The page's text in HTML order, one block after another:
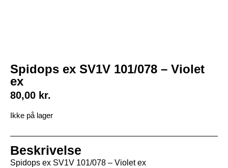
Spidops ex SV1V 101/078 – Violet
ex
80,00 kr.
Ikke på lager
Beskrivelse
Spidops ex SV1V 101/078 – Violet ex